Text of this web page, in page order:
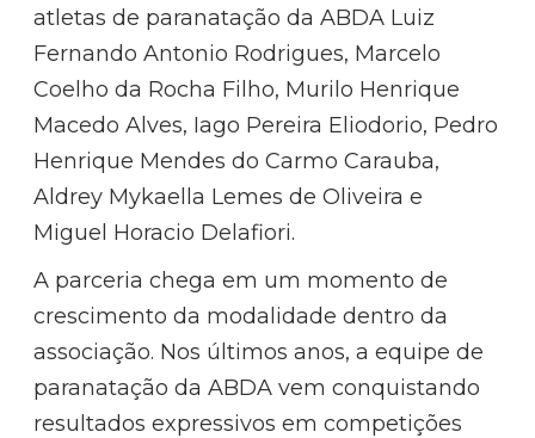
atletas de paranatação da ABDA Luiz
Fernando Antonio Rodrigues, Marcelo
Coelho da Rocha Filho, Murilo Henrique
Macedo Alves, Iago Pereira Eliodorio, Pedro
Henrique Mendes do Carmo Carauba,
Aldrey Mykaella Lemes de Oliveira e
Miguel Horacio Delafiori.
A parceria chega em um momento de
crescimento da modalidade dentro da
associação. Nos últimos anos, a equipe de
paranatação da ABDA vem conquistando
resultados expressivos em competições